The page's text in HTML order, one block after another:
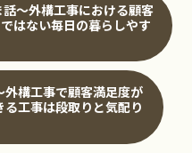
～外構工事における顧客
はない毎日の暮らしやす
外構工事で顧客満足度が
工事は段取りと気配り